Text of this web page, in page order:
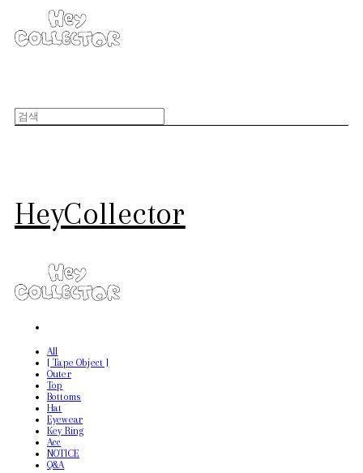
HeyCollector
All
[ Tape Object ]
Outer
Top
Bottoms
Hat
Eyewear
Key Ring
Acc
NOTICE
Q&A